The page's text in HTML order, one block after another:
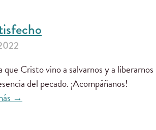
Cristo vino a salvarnos y a liberarnos
del pecado. ¡Acompáñanos!
→